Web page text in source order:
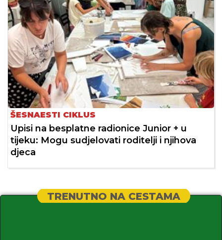
ŠESNAESTI CIKLUS
Upisi na besplatne radionice Junior + u
tijeku: Mogu sudjelovati roditelji i njihova
djeca
TRENUTNO NA CESTAMA